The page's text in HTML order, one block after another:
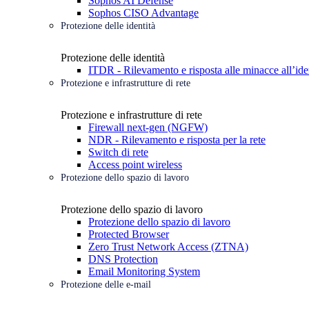
Sophos CISO Advantage
Protezione delle identità
Protezione delle identità
ITDR - Rilevamento e risposta alle minacce
Protezione e infrastrutture di rete
Protezione e infrastrutture di rete
Firewall next-gen (NGFW)
NDR - Rilevamento e risposta per la rete
Switch di rete
Access point wireless
Protezione dello spazio di lavoro
Protezione dello spazio di lavoro
Protezione dello spazio di lavoro
Protected Browser
Zero Trust Network Access (ZTNA)
DNS Protection
Email Monitoring System
Protezione delle e-mail